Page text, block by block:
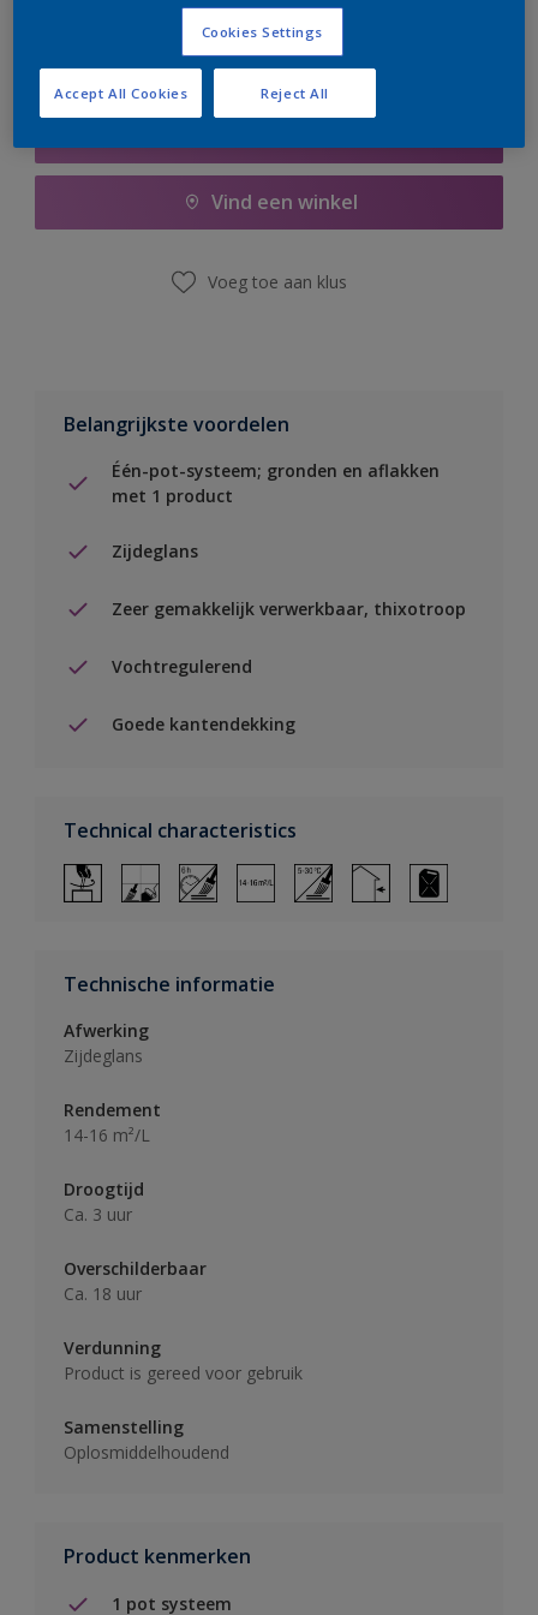
Vind een winkel
Voeg toe aan klus
Belangrijkste voordelen
Één-pot-systeem; gronden en aflakken
met 1 product
Zijdeglans
Zeer gemakkelijk verwerkbaar, thixotroop
Vochtregulerend
Goede kantendekking
Technical characteristics
Technische informatie
Afwerking
Zijdeglans
Rendement
14-16 m²/L
Droogtijd
Ca. 3 uur
Overschilderbaar
Ca. 18 uur
Verdunning
Product is gereed voor gebruik
Samenstelling
Oplosmiddelhoudend
Product kenmerken
1 pot systeem
Cookies Settings
Reject All
Accept All Cookies